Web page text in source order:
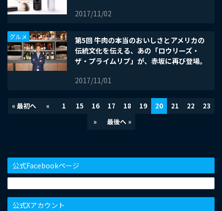
2017/11/02
第5回 牛肉の本当のおいしさとアメリカの
伝統文化を伝える、あの「ロウリーズ・
ザ・プライムリプ」が、赤坂に再び登場。
2017/11/01
グルメ
« 最初へ « 1 15 16 17 18 19 20 21 22
23
»
最後へ »
公式Facebookページ
公式Xアカウント